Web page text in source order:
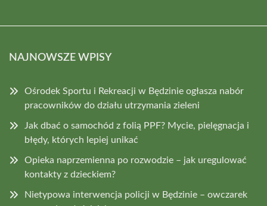
NAJNOWSZE WPISY
Ośrodek Sportu i Rekreacji w Będzinie ogłasza nabór
pracowników do działu utrzymania zieleni
Jak dbać o samochód z folią PPF? Mycie, pielęgnacja i
błędy, których lepiej unikać
Opieka naprzemienna po rozwodzie – jak uregulować
kontakty z dzieckiem?
Nietypowa interwencja policji w Będzinie – owczarek